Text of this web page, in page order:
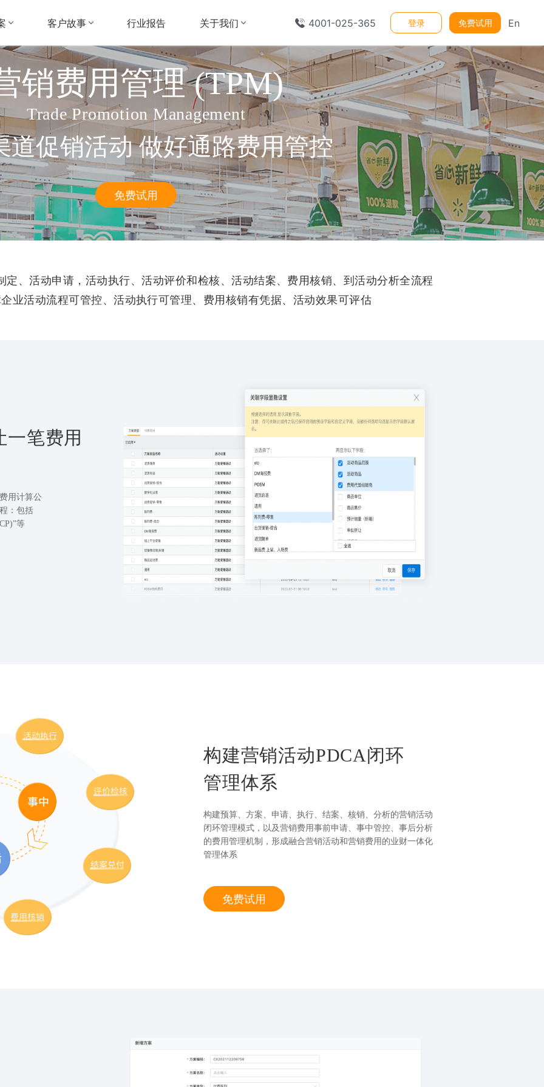
客户故事 行业报告 关于我们 4001-025-365 登录 免费试用 En
销费用管理 (TPM)
Trade Promotion Management
道促销活动 做好通路费用管控
免费试用
定、活动申请，活动执行、活动评价和检核、活动结案、费用核销、到活动分析全流程
业活动流程可管控、活动执行可管理、费用核销有凭据、活动效果可评估
笔费用
用计算公
：包括
等
构建营销活动PDCA闭环
管理体系
构建预算、方案、申请、执行、结案、核销、分析的营销活动
闭环管理模式，以及营销费用事前申请、事中管控、事后分析
的费用管理机制，形成融合营销活动和营销费用的业财一体化
管理体系
免费试用